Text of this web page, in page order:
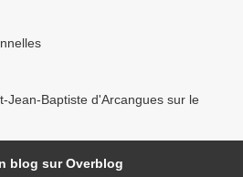
Jean-Baptiste d'Arcangues sur le
blog sur Overblog